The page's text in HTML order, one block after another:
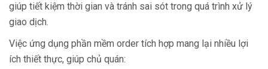
giúp tiết kiệm thời gian và tránh sai sót trong quá trình xử lý
giao dịch.
Việc ứng dụng phần mềm order tích hợp mang lại nhiều lợi
ích thiết thực, giúp chủ quán: